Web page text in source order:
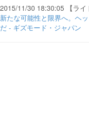
2015/11/30 18:30:05 【ライ
新たな可能性と限界へ。ヘ
だ - ギズモード・ジャパン